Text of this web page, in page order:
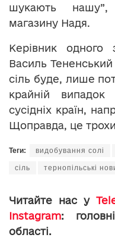
шукають
магазину Надя.
Керівник одного
Василь
сіль буде, лише
крайній
сусідніх країн,
Щоправда, це трохи
Теги: видобування солі
сіль тернопільські
Читайте нас у
Instagram:
області.